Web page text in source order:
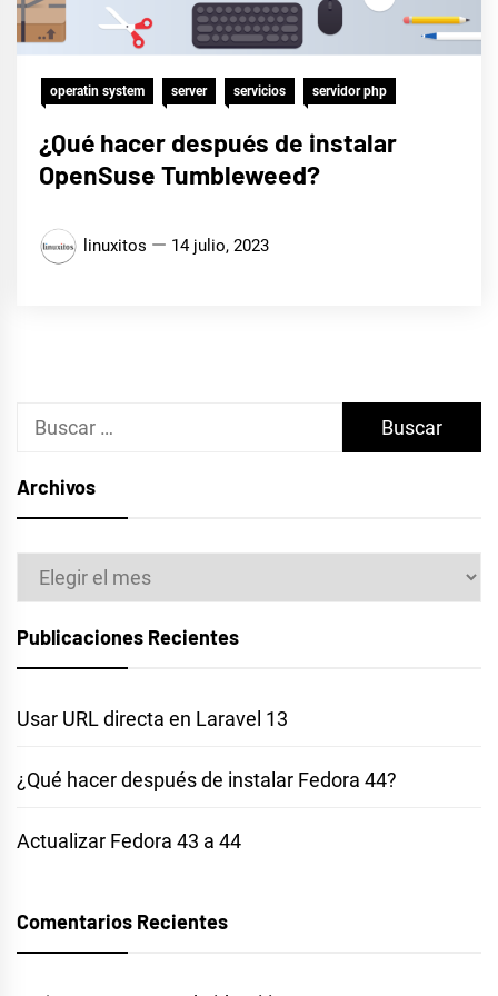
operatin system server servicios servidor php
¿Qué hacer después de instalar
OpenSuse Tumbleweed?
linuxitos 14 julio, 2023
Buscar:
Archivos
Archivos
Publicaciones Recientes
Usar URL directa en Laravel 13
¿Qué hacer después de instalar Fedora 44?
Actualizar Fedora 43 a 44
Comentarios Recientes